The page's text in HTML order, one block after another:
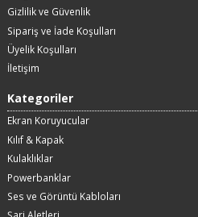
Gizlilik ve Güvenlik
Sipariş ve İade Koşulları
Üyelik Koşulları
İletişim
Kategoriler
Ekran Koruyucular
Kılıf & Kapak
Kulaklıklar
Powerbanklar
Ses ve Görüntü Kabloları